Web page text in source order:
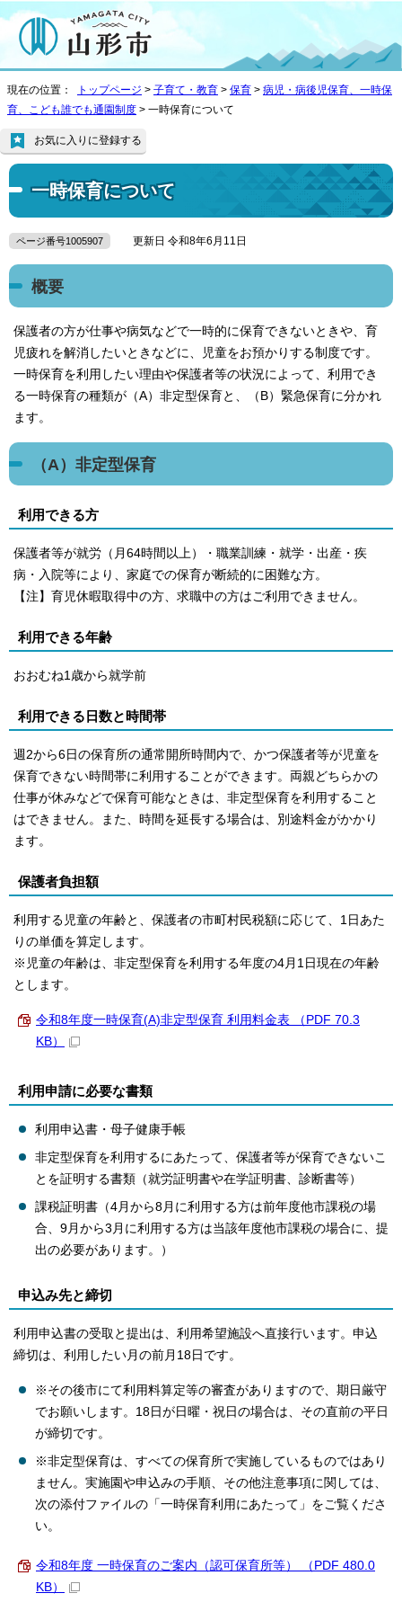
現在の位置： トップページ > 子育て・教育 > 保育 > 病児・病後児保育、一時保
育、こども誰でも通園制度 > 一時保育について
一時保育について
お気に入りに登録する
ページ番号1005907 更新日 令和8年6月11日
概要
保護者の方が仕事や病気などで一時的に保育できないときや、育
児疲れを解消したいときなどに、児童をお預かりする制度です。
一時保育を利用したい理由や保護者等の状況によって、利用でき
る一時保育の種類が（A）非定型保育と、（B）緊急保育に分かれ
ます。
（A）非定型保育
利用できる方
保護者等が就労（月64時間以上）・職業訓練・就学・出産・疾
病・入院等により、家庭での保育が断続的に困難な方。
【注】育児休暇取得中の方、求職中の方はご利用できません。
利用できる年齢
おおむね1歳から就学前
利用できる日数と時間帯
週2から6日の保育所の通常開所時間内で、かつ保護者等が児童を
保育できない時間帯に利用することができます。両親どちらかの
仕事が休みなどで保育可能なときは、非定型保育を利用すること
はできません。また、時間を延長する場合は、別途料金がかかり
ます。
保護者負担額
利用する児童の年齢と、保護者の市町村民税額に応じて、1日あた
りの単価を算定します。
※児童の年齢は、非定型保育を利用する年度の4月1日現在の年齢
とします。
令和8年度一時保育(A)非定型保育 利用料金表 （PDF 70.3
KB）
利用申請に必要な書類
利用申込書・母子健康手帳
非定型保育を利用するにあたって、保護者等が保育できないこ
とを証明する書類（就労証明書や在学証明書、診断書等）
課税証明書（4月から8月に利用する方は前年度他市課税の場
合、9月から3月に利用する方は当該年度他市課税の場合に、提
出の必要があります。）
申込み先と締切
利用申込書の受取と提出は、利用希望施設へ直接行います。申込
締切は、利用したい月の前月18日です。
※その後市にて利用料算定等の審査がありますので、期日厳守
でお願いします。18日が日曜・祝日の場合は、その直前の平日
が締切です。
※非定型保育は、すべての保育所で実施しているものではあり
ません。実施園や申込みの手順、その他注意事項に関しては、
次の添付ファイルの「一時保育利用にあたって」をご覧くださ
い。
令和8年度 一時保育のご案内（認可保育所等） （PDF 480.0
KB）